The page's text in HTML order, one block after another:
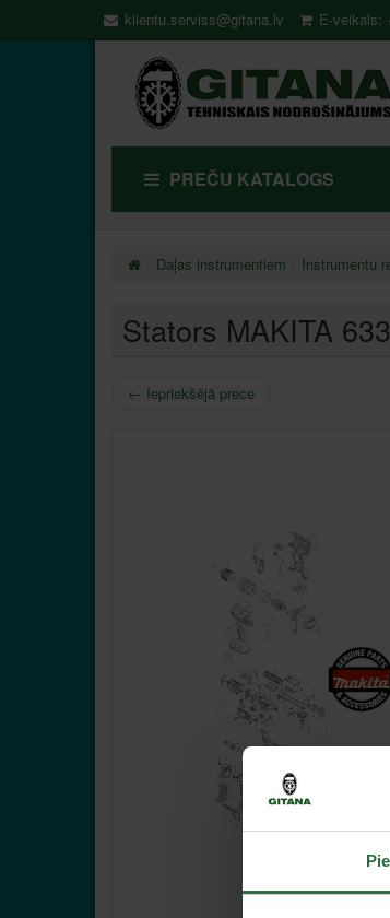
klientu.serviss@gitana.lv E-veikals:
PREČU KATALOGS
Daļas instrumentiem Instrumentu
Stators MAKITA
← Iepriekšējā prece